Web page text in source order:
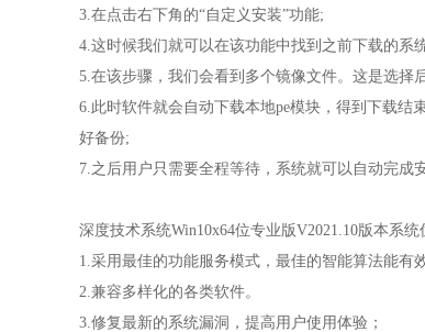
3.在点击右下角的“自定义安装”功能;
4.这时候我们就可以在该功能中找到之前下载的系
5.在该步骤，我们会看到多个镜像文件。这是选择
6.此时软件就会自动下载本地pe模块，得到下载
好备份;
7.之后用户只需要全程等待，系统就可以自动完成
深度技术系统Win10x64位专业版V2021.10版本系统
1.采用最佳的功能服务模式，最佳的智能算法能有
2.兼容多样化的各类软件。
3.修复最新的系统漏洞，提高用户使用体验；